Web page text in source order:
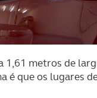
1,61 metros de
é que os lugares